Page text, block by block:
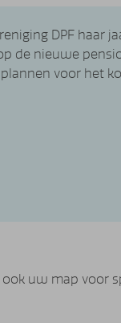
DPF haar
de nieuwe
voor het
uw map voor